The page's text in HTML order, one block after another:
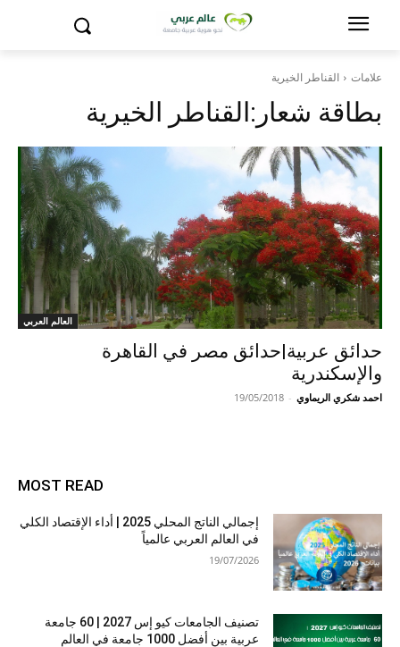
علامات القناطر الخيرية
بطاقة شعار:القناطر الخيرية
العالم العربي
حدائق عربية|حدائق مصر في القاهرة
والإسكندرية
احمد شكري الريماوي -
19/05/2018
MOST READ
إجمالي الناتج المحلي 2025 | أداء الإقتصاد الكلي
في العالم العربي عالمياً
19/07/2026
تصنيف الجامعات كيو إس 2027 | 60 جامعة
عربية بين أفضل 1000 جامعة في العالم